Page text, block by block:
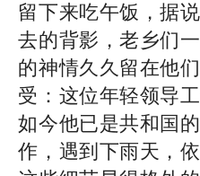
留下来吃午饭，据
去的背影，老乡们
的神情久久留在他
受：这位年轻领导
如今他已是共和国
作，遇到下雨天，